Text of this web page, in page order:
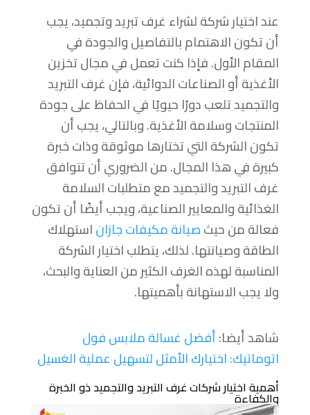
عند اختيار شركة لشراء غرف تبريد وتجميد، يجب
أن تكون الاهتمام بالتفاصيل والجودة في
المقام الأول. فإذا كنت تعمل في مجال تخزين
الأغذية أو الصناعات الدوائية، فإن غرف التبريد
والتجميد تلعب دورًا حيويًا في الحفاظ على جودة
المنتجات وسلامة الأغذية. وبالتالي، يجب أن
تكون الشركة التي تختارها موثوقة وذات خبرة
كبيرة في هذا المجال. من الضروري أن تتوافق
غرف التبريد والتجميد مع متطلبات السلامة
الغذائية والمعايير الصناعية، ويجب أيضًا أن تكون
فعالة من حيثصيانة مكيفات جازاناستهلاك
الطاقة وصيانتها. لذلك، يتطلب اختيار الشركة
المناسبة لهذه الغرف الكثير من العناية والبحث،
ولا يجب الاستهانة بأهميتها.
شاهد أيضا:أفضل غسالة ملابس فول
اتوماتيك: اختيارك الأمثل لتسهيل عملية الغسيل
أهمية اختيار شركات غرف التبريد والتجميد ذو الخبرة
والكفاءة